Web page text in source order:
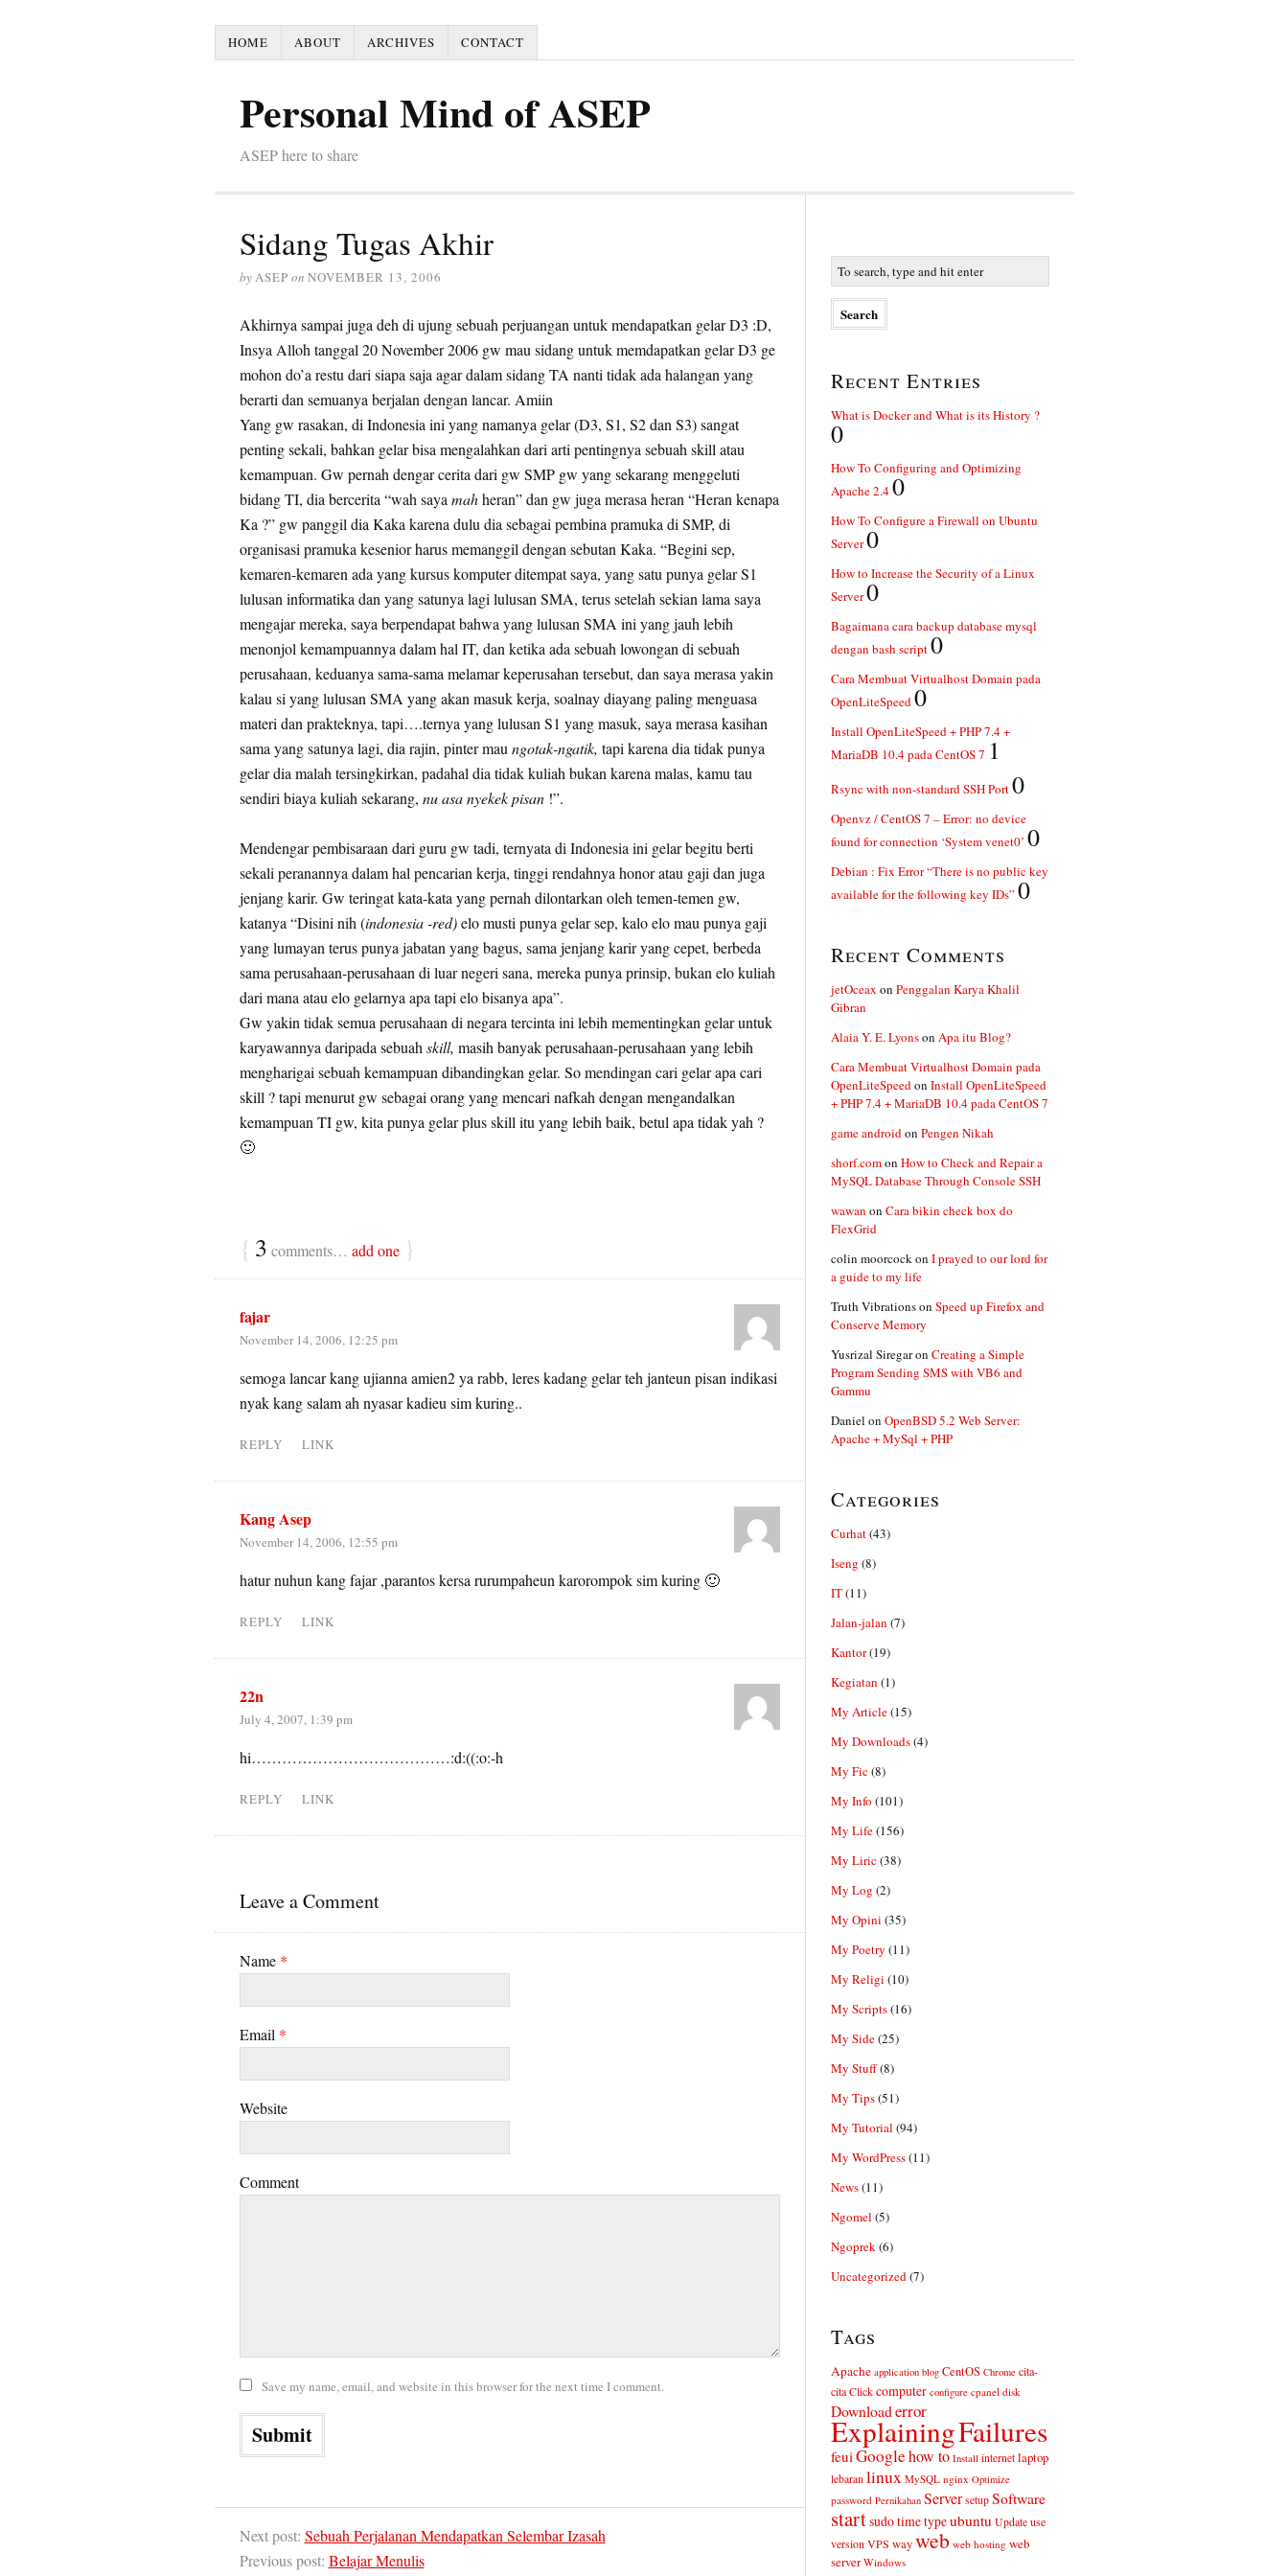
HOME ABOUT ARCHIVES CONTACT
Personal Mind of ASEP
ASEP here to share
Sidang Tugas Akhir
byASEP on NOVEMBER 13, 2006
Akhirnya sampai juga deh di ujung sebuah perjuangan untuk mendapatkan gelar D3 :D,
Insya Alloh tanggal 20 November 2006 gw mau sidang untuk memdapatkan gelar D3 ge
mohon do’a restu dari siapa saja agar dalam sidang TA nanti tidak ada halangan yang
berarti dan semuanya berjalan dengan lancar. Amiin
Yang gw rasakan, di Indonesia ini yang namanya gelar (D3, S1, S2 dan S3) sangat
penting sekali, bahkan gelar bisa mengalahkan dari arti pentingnya sebuah skill atau
kemampuan. Gw pernah dengar cerita dari gw SMP gw yang sekarang menggeluti
bidang TI, dia bercerita “wah saya mahheran” dan gw juga merasa heran “Heran kenapa
Ka ?” gw panggil dia Kaka karena dulu dia sebagai pembina pramuka di SMP, di
organisasi pramuka kesenior harus memanggil dengan sebutan Kaka. “Begini sep,
kemaren-kemaren ada yang kursus komputer ditempat saya, yang satu punya gelar S1
lulusan informatika dan yang satunya lagi lulusan SMA, terus setelah sekian lama saya
mengajar mereka, saya berpendapat bahwa yang lulusan SMA ini yang jauh lebih
menonjol kemampuannya dalam hal IT, dan ketika ada sebuah lowongan di sebuah
perusahaan, keduanya sama-sama melamar keperusahan tersebut, dan saya merasa yakin
kalau si yang lulusan SMA yang akan masuk kerja, soalnay diayang paling menguasa
materi dan prakteknya, tapi….ternya yang lulusan S1 yang masuk, saya merasa kasihan
sama yang satunya lagi, dia rajin, pinter mau ngotak-ngatik, tapi karena dia tidak punya
gelar dia malah tersingkirkan, padahal dia tidak kuliah bukan karena malas, kamu tau
sendiri biaya kuliah sekarang, nu asa nyekek pisan!”.
Mendengar pembisaraan dari guru gw tadi, ternyata di Indonesia ini gelar begitu berti
sekali peranannya dalam hal pencarian kerja, tinggi rendahnya honor atau gaji dan juga
jenjang karir. Gw teringat kata-kata yang pernah dilontarkan oleh temen-temen gw,
katanya “Disini nih (indonesia -red)elo musti punya gelar sep, kalo elo mau punya gaji
yang lumayan terus punya jabatan yang bagus, sama jenjang karir yang cepet, berbeda
sama perusahaan-perusahaan di luar negeri sana, mereka punya prinsip, bukan elo kuliah
dari mana atau elo gelarnya apa tapi elo bisanya apa”.
Gw yakin tidak semua perusahaan di negara tercinta ini lebih mementingkan gelar untuk
karyawannya daripada sebuah skill, masih banyak perusahaan-perusahaan yang lebih
mengharigai sebuah kemampuan dibandingkan gelar. So mendingan cari gelar apa cari
skill ? tapi menurut gw sebagai orang yang mencari nafkah dengan mengandalkan
kemampuan TI gw, kita punya gelar plus skill itu yang lebih baik, betul apa tidak yah ?
🙂
{ 3 comments… add one }
fajar
November 14, 2006, 12:25 pm
semoga lancar kang ujianna amien2 ya rabb, leres kadang gelar teh janteun pisan indikasi
nyak kang salam ah nyasar kadieu sim kuring..
REPLY LINK
Kang Asep
November 14, 2006, 12:55 pm
hatur nuhun kang fajar ,parantos kersa rurumpaheun karorompok sim kuring 🙂
REPLY LINK
22n
July 4, 2007, 1:39 pm
hi…………………………………:d:((:o:-h
REPLY LINK
Leave a Comment
Name *
Email *
Website
Comment
Save my name, email, and website in this browser for the next time I comment.
Next post: Sebuah Perjalanan Mendapatkan Selembar Izasah
Previous post: Belajar Menulis
Recent Entries
What is Docker and What is its History ?
0
How To Configuring and Optimizing
Apache 2.40
How To Configure a Firewall on Ubuntu
Server0
How to Increase the Security of a Linux
Server0
Bagaimana cara backup database mysql
dengan bash script0
Cara Membuat Virtualhost Domain pada
OpenLiteSpeed0
Install OpenLiteSpeed + PHP 7.4 +
MariaDB 10.4 pada CentOS 7 1
Rsync with non-standard SSH Port0
Openvz / CentOS 7 – Error: no device
found for connection ‘System venet0’ 0
Debian : Fix Error “There is no public key
available for the following key IDs” 0
Recent Comments
jetOceax on Penggalan Karya Khalil
Gibran
Alaia Y. E. Lyonson Apa itu Blog?
Cara Membuat Virtualhost Domain pada
OpenLiteSpeedon Install OpenLiteSpeed
+ PHP 7.4 + MariaDB 10.4 pada CentOS 7
game androidon Pengen Nikah
shorf.comon How to Check and Repair a
MySQL Database Through Console SSH
wawan on Cara bikin check box do
FlexGrid
colin moorcockon I prayed to our lord for
a guide to my life
Truth Vibrationson Speed up Firefox and
Conserve Memory
Yusrizal Siregaron Creating a Simple
Program Sending SMS with VB6 and
Gammu
Daniel on OpenBSD 5.2 Web Server:
Apache + MySql + PHP
Categories
Curhat(43)
Iseng (8)
IT(11)
Jalan-jalan (7)
Kantor(19)
Kegiatan (1)
My Article(15)
My Downloads(4)
My Fic(8)
My Info (101)
My Life(156)
My Liric(38)
My Log (2)
My Opini (35)
My Poetry (11)
My Religi (10)
My Scripts(16)
My Side(25)
My Stuff(8)
My Tips(51)
My Tutorial (94)
My WordPress(11)
News(11)
Ngomel (5)
Ngoprek(6)
Uncategorized(7)
Tags
Apache application blog CentOS Chrome cita-
cita Click computer configure cpanel disk
Downloaderror
ExplainingFailures
feuiGooglehow to Install internet laptop
lebaran linux MySQL nginx Optimize
password Pernikahan Server setup Software
startsudotimetypeubuntu Update use
version VPS way web web hosting web
server Windows